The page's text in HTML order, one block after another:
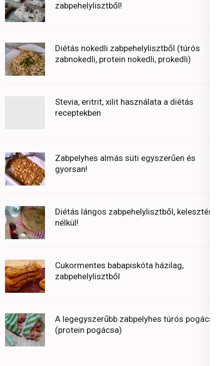
zabpehelylisztből!
Diétás nokedli zabpehelylisztből (túrós
zabnokedli, protein nokedli, prokedli)
Stevia, eritrit, xilit használata a diétás
receptekben
Zabpelyhes almás süti egyszerűen és
gyorsan!
Diétás lángos zabpehelylisztből, kelesztés
nélkül!
Cukormentes babapiskóta házilag,
zabpehelylisztből
A legegyszerűbb zabpelyhes túrós pogácsa
(protein pogácsa)